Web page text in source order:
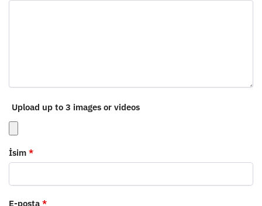
Upload up to 3 images or videos
İsim *
E-posta *